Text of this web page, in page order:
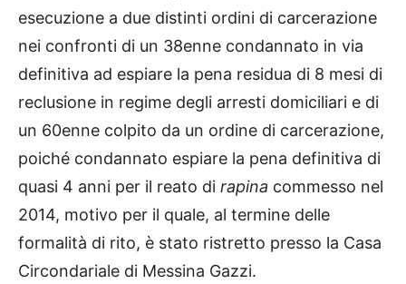
esecuzione a due distinti ordini di carcerazione
nei confronti di un 38enne condannato in via
definitiva ad espiare la pena residua di 8 mesi di
reclusione in regime degli arresti domiciliari e di
un 60enne colpito da un ordine di carcerazione,
poiché condannato espiare la pena definitiva di
quasi 4 anni per il reato di rapina commesso nel
2014, motivo per il quale, al termine delle
formalità di rito, è stato ristretto presso la Casa
Circondariale di Messina Gazzi.